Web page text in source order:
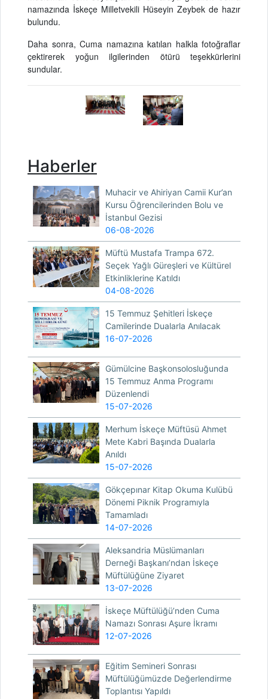
namazında İskeçe Milletvekili Hüseyin Zeybek de hazır
bulundu.
Daha sonra, Cuma namazına katılan halkla fotoğraflar
çektirerek yoğun ilgilerinden ötürü teşekkürlerini
sundular.
Haberler
Muhacir ve Ahiriyan Camii Kur’an
Kursu Öğrencilerinden Bolu ve
İstanbul Gezisi
06-08-2026
Müftü Mustafa Trampa 672.
Seçek Yağlı Güreşleri ve Kültürel
Etkinliklerine Katıldı
04-08-2026
15 Temmuz Şehitleri İskeçe
Camilerinde Dualarla Anılacak
16-07-2026
Gümülcine Başkonsolosluğunda
15 Temmuz Anma Programı
Düzenlendi
15-07-2026
Merhum İskeçe Müftüsü Ahmet
Mete Kabri Başında Dualarla
Anıldı
15-07-2026
Gökçepınar Kitap Okuma Kulübü
Dönemi Piknik Programıyla
Tamamladı
14-07-2026
Aleksandria Müslümanları
Derneği Başkanı’ndan İskeçe
Müftülüğüne Ziyaret
13-07-2026
İskeçe Müftülüğü’nden Cuma
Namazı Sonrası Aşure İkramı
12-07-2026
Eğitim Semineri Sonrası
Müftülüğümüzde Değerlendirme
Toplantısı Yapıldı